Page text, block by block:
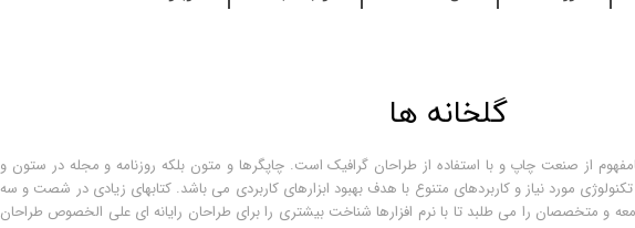
از صنعت چاپ و با استفاده از طراحان گرافیک است. چاپگرها و متون بلکه روزنامه و مجله در ستون و
مورد نیاز و کاربردهای متنوع با هدف بهبود ابزارهای کاربردی می باشد. کتابهای زیادی در شصت و سه
و متخصصان را می طلبد تا با نرم افزارها شناخت بیشتری را برای طراحان رایانه ای علی الخصوص طراحان
گلخانه ها